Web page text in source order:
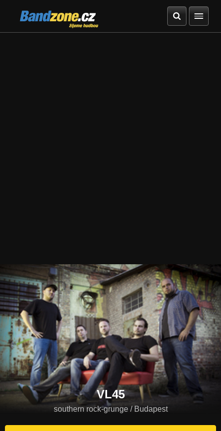
Bandzone.cz
žijeme hudbou
VL45
southern rock-grunge / Budapest